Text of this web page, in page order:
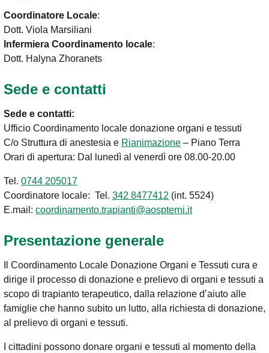
Coordinatore Locale:
Dott. Viola Marsiliani
Infermiera Coordinamento locale:
Dott. Halyna Zhoranets
Sede e contatti
Sede e contatti:
Ufficio Coordinamento locale donazione organi e tessuti
C/o Struttura di anestesia e Rianimazione – Piano Terra
Orari di apertura: Dal lunedì al venerdì ore 08.00-20.00
Tel. 0744 205017
Coordinatore locale: Tel. 342 8477412 (int. 5524)
E.mail: coordinamento.trapianti@aospterni.it
Presentazione generale
Il Coordinamento Locale Donazione Organi e Tessuti cura e
dirige il processo di donazione e prelievo di organi e tessuti a
scopo di trapianto terapeutico, dalla relazione d’aiuto alle
famiglie che hanno subito un lutto, alla richiesta di donazione,
al prelievo di organi e tessuti.
I cittadini possono donare organi e tessuti al momento della